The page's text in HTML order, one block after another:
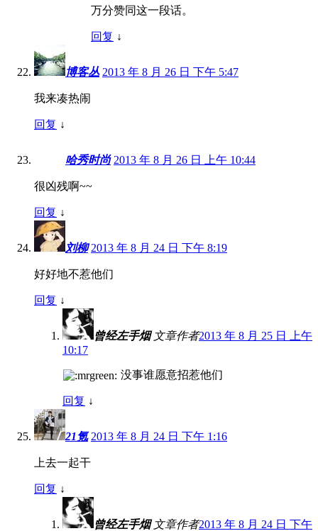
万分赞同这一段话。
回复 ↓
博客丛 2013 年 8 月 26 日 下午 5:47
我来凑热闹
回复 ↓
哈秀时尚 2013 年 8 月 26 日 上午 10:44
很凶残啊~~
回复 ↓
刘柳 2013 年 8 月 24 日 下午 8:19
好好地不惹他们
回复 ↓
曾经左手烟 文章作者2013 年 8 月 25 日 上午
10:17
没事谁愿意招惹他们
回复 ↓
21氪 2013 年 8 月 24 日 下午 1:16
上去一起干
回复 ↓
曾经左手烟 文章作者2013 年 8 月 24 日 下午